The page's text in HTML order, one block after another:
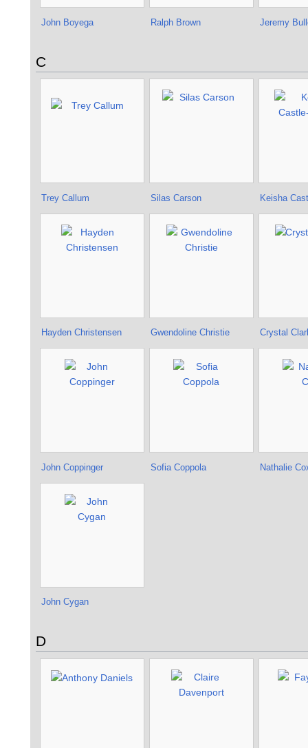
John Boyega Ralph Brown Jeremy
C
Trey Callum Silas Carson Keisha
Hayden Christensen Gwendoline Christie Crystal
John Coppinger Sofia Coppola Nathalie
John Cygan
D